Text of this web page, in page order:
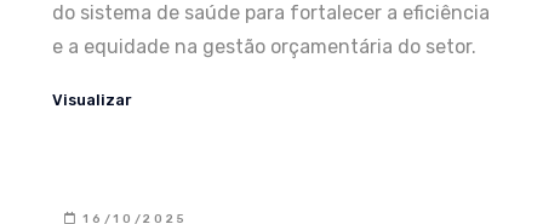
do sistema de saúde para fortalecer a eficiência
e a equidade na gestão orçamentária do setor.
Visualizar
16/10/2025